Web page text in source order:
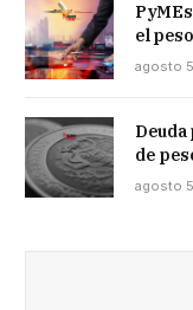
el
agosto
Deuda
de
agosto